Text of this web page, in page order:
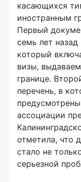
касающихся
иностранным
Первый
семь лет назад
который
визы,
границе.
перечень, в
ассоциации
отметила, что
стало не
серьезной